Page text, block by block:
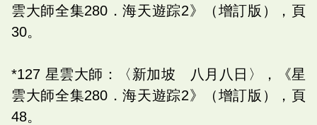
雲大師全集280．海天遊踪2》（增訂版），頁
30。
*127 星雲大師：〈新加坡 八月八日〉，《星
雲大師全集280．海天遊踪2》（增訂版），頁
48。